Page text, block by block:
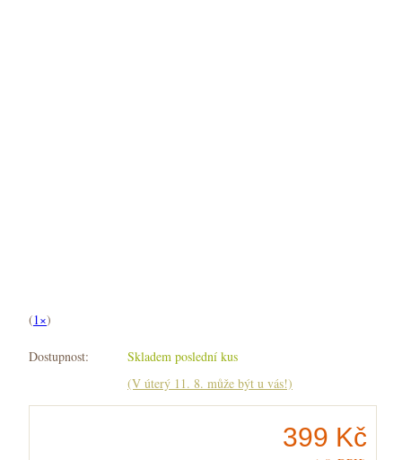
(1×)
Dostupnost:
Skladem poslední kus
(V úterý 11. 8. může být u vás!)
399 Kč